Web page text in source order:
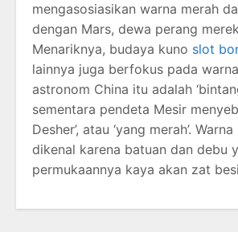
mengasosiasikan warna merah
dengan Mars, dewa perang
Menariknya, budaya kuno slot
lainnya juga berfokus pada
astronom China itu adalah
sementara pendeta Mesir
Desher’, atau ‘yang merah’.
dikenal karena batuan dan debu
permukaannya kaya akan zat